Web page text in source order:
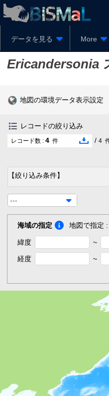
データを見る More
Ericandersonia
地図の環境データ表示設定
レコードの絞り込み
レコード数 : 4 件 / 4
【絞り込み条件】
---
海域の指定 地図で指定 :
緯度 ~
経度
~